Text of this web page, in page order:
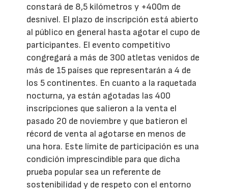
constará de 8,5 kilómetros y +400m de
desnivel. El plazo de inscripción está abierto
al público en general hasta agotar el cupo de
participantes. El evento competitivo
congregará a más de 300 atletas venidos de
más de 15 países que representarán a 4 de
los 5 continentes. En cuanto a la raquetada
nocturna, ya están agotadas las 400
inscripciones que salieron a la venta el
pasado 20 de noviembre y que batieron el
récord de venta al agotarse en menos de
una hora. Este límite de participación es una
condición imprescindible para que dicha
prueba popular sea un referente de
sostenibilidad y de respeto con el entorno